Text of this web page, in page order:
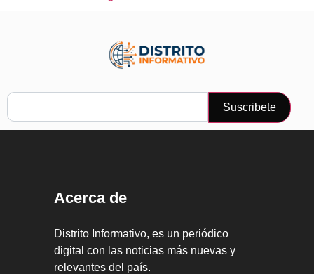
Suscribete
Acerca de
Distrito Informativo, es un periódico
digital con las noticias más nuevas y
relevantes del país.